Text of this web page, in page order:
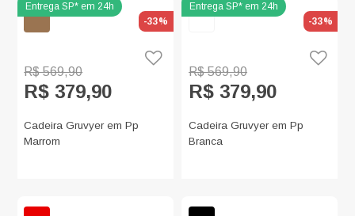
-33%
R$ 569,90
R$ 379,90
Cadeira Gruvyer em Pp
Marrom
-33%
R$ 569,90
R$ 379,90
Cadeira Gruvyer em Pp
Branca